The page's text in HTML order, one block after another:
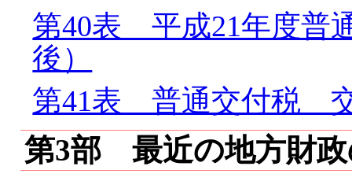
第40表 平成21年度普
後）
第41表 普通交付税
第3部 最近の地方財政